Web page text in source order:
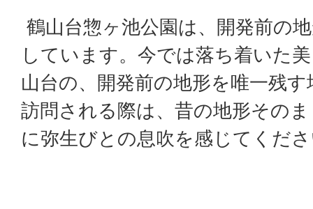
鶴山台惣ヶ池公園は、開発前の
しています。今では落ち着いた
山台の、開発前の地形を唯一残
訪問される際は、昔の地形その
に弥生びとの息吹を感じてくだ